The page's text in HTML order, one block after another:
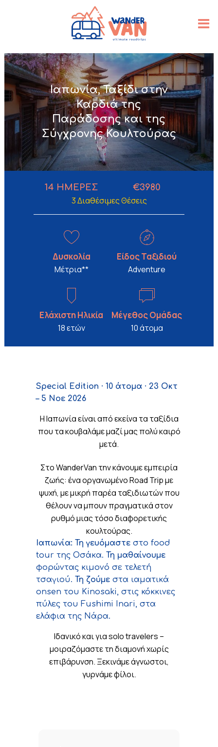
Ιαπωνία, Ταξίδι στην
Καρδιά της
Παράδοσης και της
Σύγχρονης Κουλτούρας
14 ΗΜΕΡΕΣ €3980
3 Διαθέσιμες Θέσεις
Δυσκολία
Μέτρια**
Είδος Ταξιδιού
Adventure
Ελάχιστη Ηλικία
18 ετών
Μέγεθος Ομάδας
10 άτομα
Special Edition · 10 άτομα · 23 Οκτ
– 5 Νοε 2026
Η Ιαπωνία είναι από εκείνα τα ταξίδια
που τα κουβαλάμε μαζί μας πολύ καιρό
μετά.
Στο WanderVan την κάνουμε εμπειρία
ζωής: ένα οργανωμένο Road Trip με
ψυχή, με μικρή παρέα ταξιδιωτών που
θέλουν να μπουν πραγματικά στον
ρυθμό μιας τόσο διαφορετικής
κουλτούρας.
Ιαπωνία: Τη γευόμαστε στο food
tour της Οσάκα. Τη μαθαίνουμε
φορώντας κιμονό σε τελετή
τσαγιού. Τη ζούμε στα ιαματικά
onsen του Kinosaki, στις κόκκινες
πύλες του Fushimi Inari, στα
ελάφια της Νάρα.
Ιδανικό και για solo travelers –
μοιραζόμαστε τη διαμονή χωρίς
επιβάρυνση. Ξεκινάμε άγνωστοι,
γυρνάμε φίλοι.